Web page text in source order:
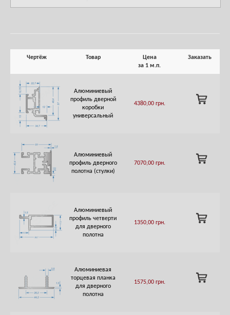
Чертёж Товар
Цена
за 1 м.п.
Заказать
Алюминиевый
профиль дверной
коробки
универсальный
4380,00 грн.
ADD
TO
Алюминиевый
профиль дверного
полотна (стулки)
7070,00 грн.
ADD
TO
Алюминиевый
профиль четверти
для дверного
полотна
1350,00 грн.
ADD
TO
Алюминиевая
торцевая планка
для дверного
полотна
1575,00 грн.
ADD
TO